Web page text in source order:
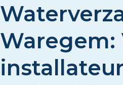
Waregem: